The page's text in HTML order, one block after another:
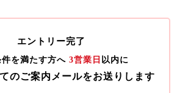
エントリー完了
を満たす方へ 3営業日 以内に
のご案内メールをお送りします